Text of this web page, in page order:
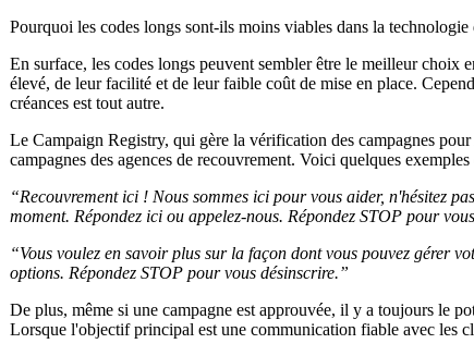
Pourquoi les codes longs sont-ils moins viables dans la technologie
En surface, les codes longs peuvent sembler être le meilleur choix
élevé, de leur facilité et de leur faible coût de mise en place.
créances est tout autre.
Le Campaign Registry, qui gère la vérification des campagnes
campagnes des agences de recouvrement. Voici quelques exemples
“Recouvrement ici ! Nous sommes ici pour vous aider, n'hésitez
moment. Répondez ici ou appelez-nous. Répondez STOP pour
“Vous voulez en savoir plus sur la façon dont vous pouvez gérer
options. Répondez STOP pour vous désinscrire.”
De plus, même si une campagne est approuvée, il y a toujours le
Lorsque l'objectif principal est une communication fiable avec les